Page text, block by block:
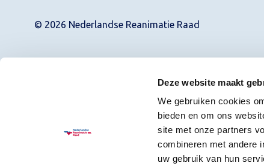
Deze website maakt
We gebruiken cookies
bieden en om ons
site met onze partners
combineren met andere
uw gebruik van hun
© 2026 Nederlandse Reanimatie Raad